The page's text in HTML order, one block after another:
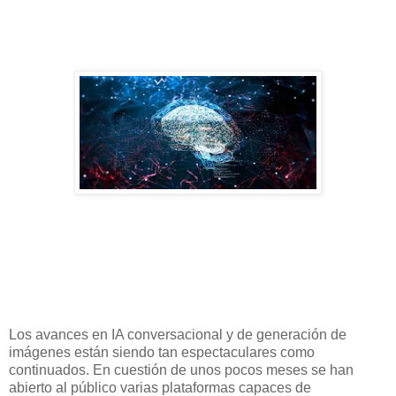
Los avances en IA conversacional y de generación de
imágenes están siendo tan espectaculares como
continuados. En cuestión de unos pocos meses se han
abierto al público varias plataformas capaces de